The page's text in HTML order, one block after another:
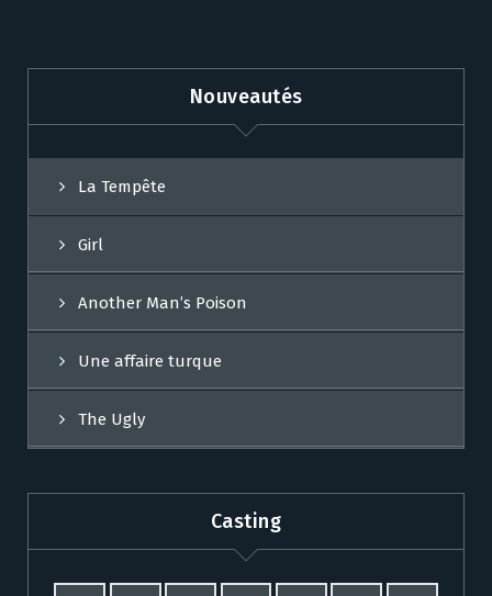
Nouveautés
La Tempête
Girl
Another Man’s Poison
Une affaire turque
The Ugly
Casting